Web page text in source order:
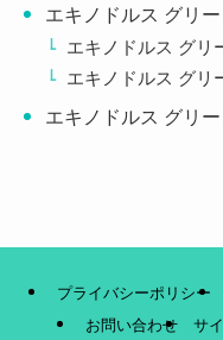
エキノドルス グリ
エキノドルス グリ
エキノドルス グリ
エキノドルス グリ
プライバシーポリシー
お問い合わせ
サ